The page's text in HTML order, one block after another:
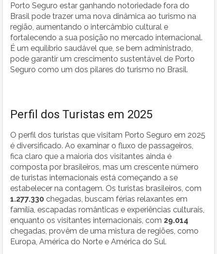
Porto Seguro estar ganhando notoriedade fora do
Brasil pode trazer uma nova dinâmica ao turismo na
região, aumentando o intercâmbio cultural e
fortalecendo a sua posição no mercado internacional.
É um equilíbrio saudável que, se bem administrado,
pode garantir um crescimento sustentável de Porto
Seguro como um dos pilares do turismo no Brasil.
Perfil dos Turistas em 2025
O perfil dos turistas que visitam Porto Seguro em 2025
é diversificado. Ao examinar o fluxo de passageiros,
fica claro que a maioria dos visitantes ainda é
composta por brasileiros, mas um crescente número
de turistas internacionais está começando a se
estabelecer na contagem. Os turistas brasileiros, com
1.277.330 chegadas, buscam férias relaxantes em
família, escapadas românticas e experiências culturais,
enquanto os visitantes internacionais, com 29.014
chegadas, provêm de uma mistura de regiões, como
Europa, América do Norte e América do Sul.